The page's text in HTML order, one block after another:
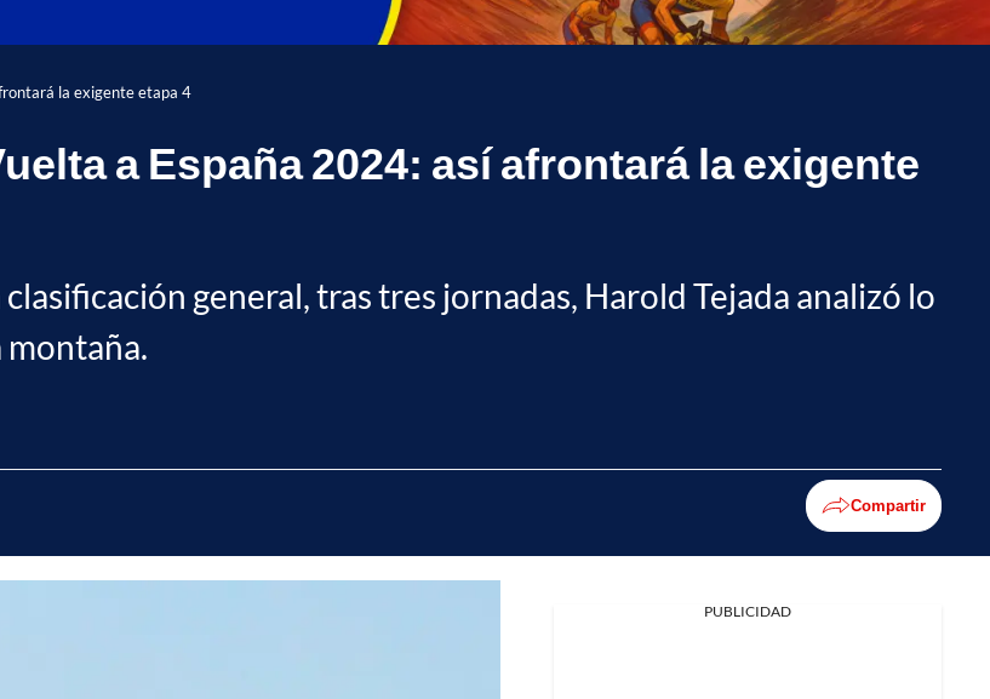
la exigente etapa 4
a España 2024: así afrontará la exigente
general, tras tres jornadas, Harold Tejada analizó lo
montaña.
Compartir
PUBLICIDAD